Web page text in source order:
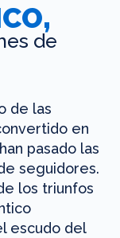
de
de las
en
pasado las
seguidores.
los triunfos
escudo del